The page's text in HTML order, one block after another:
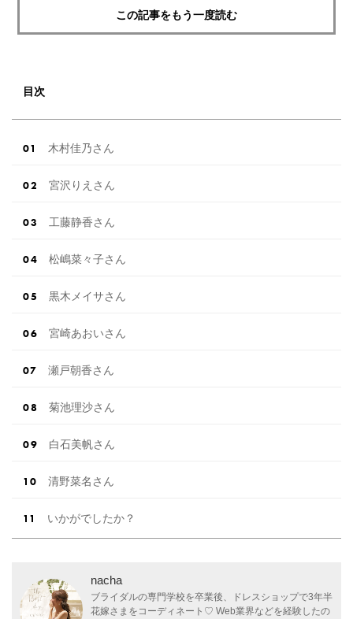
この記事をもう一度読む
目次
木村佳乃さん
宮沢りえさん
工藤静香さん
松嶋菜々子さん
黒木メイサさん
宮崎あおいさん
瀬戸朝香さん
菊池理沙さん
白石美帆さん
清野菜名さん
いかがでしたか？
nacha
ブライダルの専門学校を卒業後、ドレスショップで3年半
花嫁さまをコーディネート♡ Web業界などを経験したの